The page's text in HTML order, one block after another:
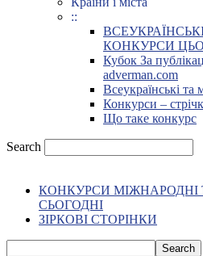
::
КОНКУРСИ
Кубок За
adverman.com
Всеукраїнські та
Конкурси –
Що таке конкурс
Search
КОНКУРСИ МІЖНАРОДНІ
СЬОГОДНІ
ЗІРКОВІ СТОРІНКИ